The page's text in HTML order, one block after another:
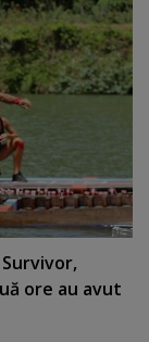
ore au avut